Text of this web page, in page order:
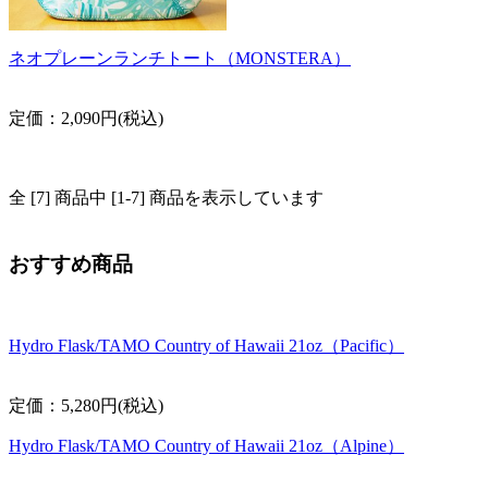
ネオプレーンランチトート（MONSTERA）
定価：2,090円(税込)
全 [7] 商品中 [1-7] 商品を表示しています
おすすめ商品
Hydro Flask/TAMO Country of Hawaii 21oz（Pacific）
定価：5,280円(税込)
Hydro Flask/TAMO Country of Hawaii 21oz（Alpine）